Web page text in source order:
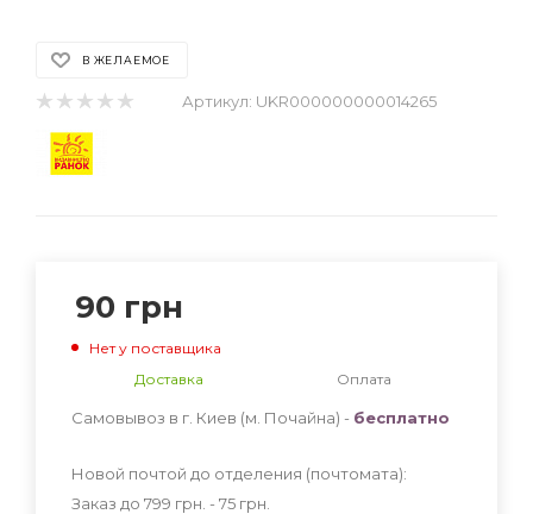
В ЖЕЛАЕМОЕ
Артикул: UKR000000000014265
90 грн
Нет у поставщика
Доставка
Оплата
Самовывоз в г. Киев (м. Почайна) - бесплатно
Новой почтой до отделения (почтомата):
Заказ до 799 грн. - 75 грн